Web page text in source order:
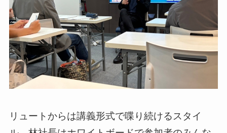
リュートからは講義形式で喋り続けるスタイ